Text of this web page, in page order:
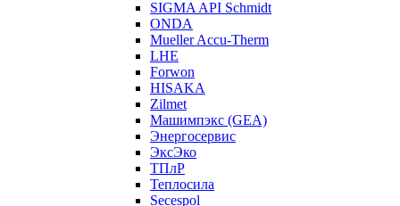
SIGMA API Schmidt
ONDA
Mueller Accu-Therm
LHE
Forwon
HISAKA
Zilmet
Машимпэкс (GEA)
Энергосервис
ЭксЭко
ТПлР
Теплосила
Secespol